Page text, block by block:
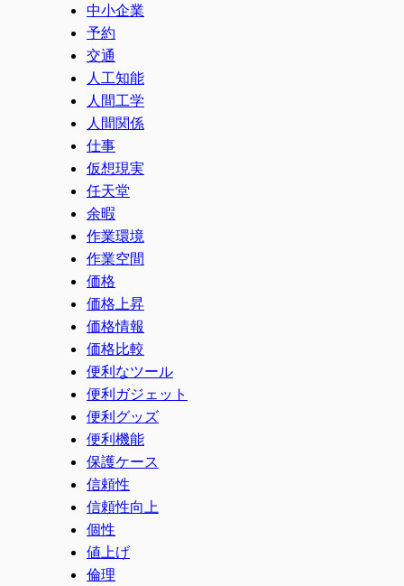
中小企業
予約
交通
人工知能
人間工学
人間関係
仕事
仮想現実
任天堂
余暇
作業環境
作業空間
価格
価格上昇
価格情報
価格比較
便利なツール
便利ガジェット
便利グッズ
便利機能
保護ケース
信頼性
信頼性向上
個性
値上げ
倫理